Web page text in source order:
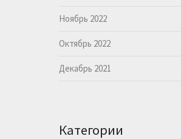
Ноябрь 2022
Октябрь 2022
Декабрь 2021
Категории